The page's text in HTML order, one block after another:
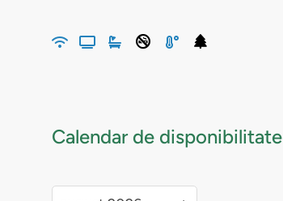
Calendar de disponibilitate